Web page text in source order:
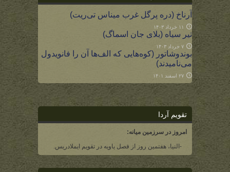
آرناخ (دره پرگل غرب میناس تی‌ریت)
۱۱ خرداد ۱۴۰۳
تیر سیاه (بلای جان اسماگ)
۷ خرداد ۱۴۰۳
بوندوشاتور (کوه‌هایی که الف‌ها آن را فانویدول
می‌نامیدند)
۲۷ اسفند ۱۴۰۱
تقویم آردا
امروز در سرزمین میانه:
-النیا، هفتمین روز از فصل یاویه در تقویم ایملادریس.